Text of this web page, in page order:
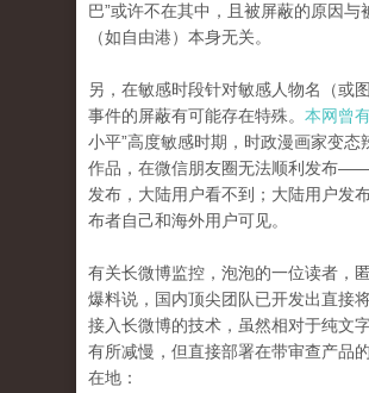
巴”或许不在其中，且被屏蔽的原因与
（如自由港）本身无关。
另，在敏感时段针对敏感人物名（或
事件的屏蔽有可能存在特殊。 本网曾
小平”高度敏感时期，时政漫画家变态
作品，在微信朋友圈无法顺利发布
发布，大陆用户看不到；大陆用户发
布者自己和海外用户可见。
有关长微博监控，泡泡的一位读者，
爆料说，国内顶尖团队已开发出直接
接入长微博的技术，虽然相对于纯文
有所减慢，但直接部署在带审查产品
在地：